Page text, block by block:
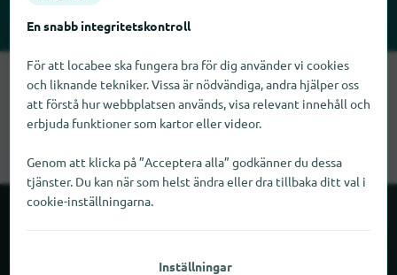
Tyvärr kan vi inte hitta Seat just nu. Om du vet var Seat finns
skulle vi bli glada om du meddelade oss det.
Om locabee
En snabb integritetskontroll
För att locabee ska fungera bra för dig använder vi cookies
och liknande tekniker. Vissa är nödvändiga, andra hjälper oss
att förstå hur webbplatsen används, visa relevant innehåll och
erbjuda funktioner som kartor eller videor.
Genom att klicka på ”Acceptera alla” godkänner du dessa
tjänster. Du kan när som helst ändra eller dra tillbaka ditt val i
cookie-inställningarna.
Inställningar